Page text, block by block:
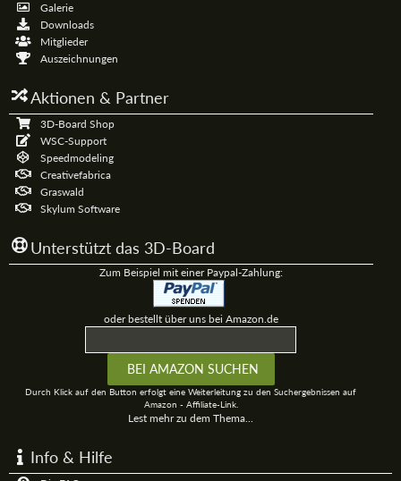
Galerie
Downloads
Mitglieder
Auszeichnungen
Aktionen & Partner
3D-Board Shop
WSC-Support
Speedmodeling
Creativefabrica
Graswald
Skylum Software
Unterstützt das 3D-Board
Zum Beispiel mit einer Paypal-Zahlung:
oder bestellt über uns bei Amazon.de
Durch Klick auf den Button erfolgt eine Weiterleitung zu den Suchergebnissen auf
Amazon - Affiliate-Link.
Lest mehr zu dem Thema...
Info & Hilfe